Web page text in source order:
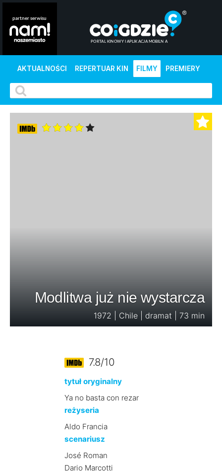
AKTUALNOŚCI REPERTUAR KIN FILMY PREMIERY
Modlitwa już nie wystarcza
1972 | Chile | dramat | 73 min
7.8/10
tytuł oryginalny
Ya no basta con rezar
reżyseria
Aldo Francia
scenariusz
José Roman
Dario Marcotti